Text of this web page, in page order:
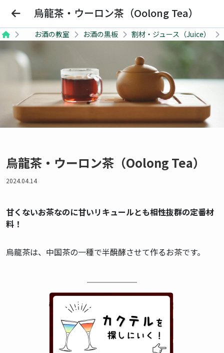
烏龍茶・ウーロン茶（Oolong Tea）
お酒の教室 お酒の黒板 割材・ジュース（Juice）
烏龍茶・ウーロン茶（Oolong Tea）
2024.04.14
甘くないお茶なのに甘いリキュールとも相性抜群の定番材
料！
烏龍茶は、中国茶の一種で半醗酵させて作るお茶です。
Bars Beginner
SHOP
SCHOOL
おすすめカクテル
お酒の教室
がんみのカクテル小学校 YouTube
お問い合わせ
プライバシーポリシー